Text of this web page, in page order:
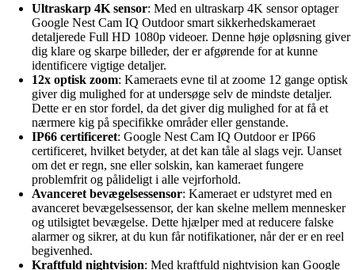
Ultraskarp 4K sensor: Med en ultraskarp 4K sensor optager
Google Nest Cam IQ Outdoor smart sikkerhedskameraet
detaljerede Full HD 1080p videoer. Denne høje opløsning giver
dig klare og skarpe billeder, der er afgørende for at kunne
identificere vigtige detaljer.
12x optisk zoom: Kameraets evne til at zoome 12 gange optisk
giver dig mulighed for at undersøge selv de mindste detaljer.
Dette er en stor fordel, da det giver dig mulighed for at få et
nærmere kig på specifikke områder eller genstande.
IP66 certificeret: Google Nest Cam IQ Outdoor er IP66
certificeret, hvilket betyder, at det kan tåle al slags vejr. Uanset
om det er regn, sne eller solskin, kan kameraet fungere
problemfrit og pålideligt i alle vejrforhold.
Avanceret bevægelsessensor: Kameraet er udstyret med en
avanceret bevægelsessensor, der kan skelne mellem mennesker
og utilsigtet bevægelse. Dette hjælper med at reducere falske
alarmer og sikrer, at du kun får notifikationer, når der er en reel
begivenhed.
Kraftfuld nightvision: Med kraftfuld nightvision kan Google